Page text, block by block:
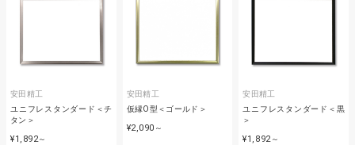
安田精工
ユニフレスタンダード＜チ
タン＞
¥1,892～
安田精工
仮縁O型＜ゴールド＞
¥2,090 ～
安田精工
ユニフレスタンダード＜黒
＞
¥1,892 ～